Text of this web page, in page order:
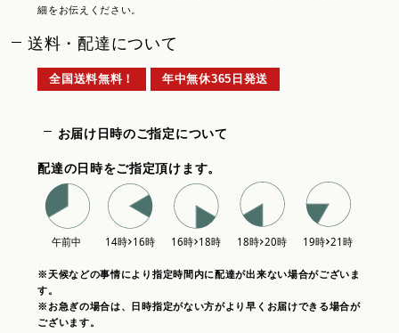
細をお伝えください。
送料・配達について
全国送料無料！ 年中無休365日発送
お届け日時のご指定について
配達の日時をご指定頂けます。
※天候などの事情により指定時間内に配達が出来ない場合がございま
す。
※お急ぎの場合は、日時指定がない方がより早くお届けできる場合が
ございます。